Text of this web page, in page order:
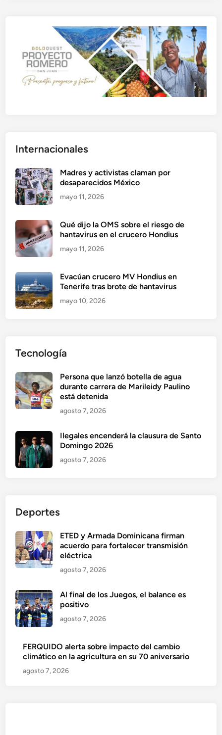
Internacionales
Madres y activistas claman por
desaparecidos México
mayo 11, 2026
Qué dijo la OMS sobre el riesgo de
hantavirus en el crucero Hondius
mayo 11, 2026
Evacúan crucero MV Hondius en
Tenerife tras brote de hantavirus
mayo 10, 2026
Tecnología
Persona que lanzó botella de agua
durante carrera de Marileidy Paulino
está detenida
agosto 7, 2026
Ilegales encenderá la clausura de Santo
Domingo 2026
agosto 7, 2026
Deportes
ETED y Armada Dominicana firman
acuerdo para fortalecer transmisión
eléctrica
agosto 7, 2026
Al final de los Juegos, el balance es
positivo
agosto 7, 2026
FERQUIDO alerta sobre impacto del cambio
climático en la agricultura en su 70 aniversario
agosto 7, 2026